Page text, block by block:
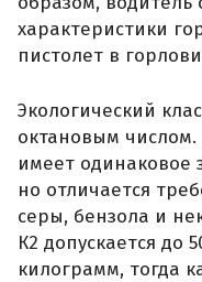
характеристики
пистолет в
Экологический
октановым числом.
имеет одинаковое
но отличается
серы, бензола и
К2 допускается до
килограмм, тогда